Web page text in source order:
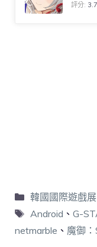
評分: 3.7
韓國國際遊戲展
Android 、 G-
netmarble 、 魔御